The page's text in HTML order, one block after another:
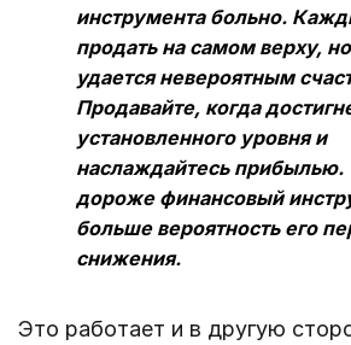
инструмента больно.
продать на самом верху,
удается невероятным
Продавайте, когда
установленного уровня и
наслаждайтесь
дороже финансовый
больше вероятность его
снижения.
Это работает и в другую